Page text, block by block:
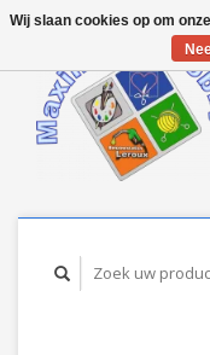
Wij slaan cookies op om